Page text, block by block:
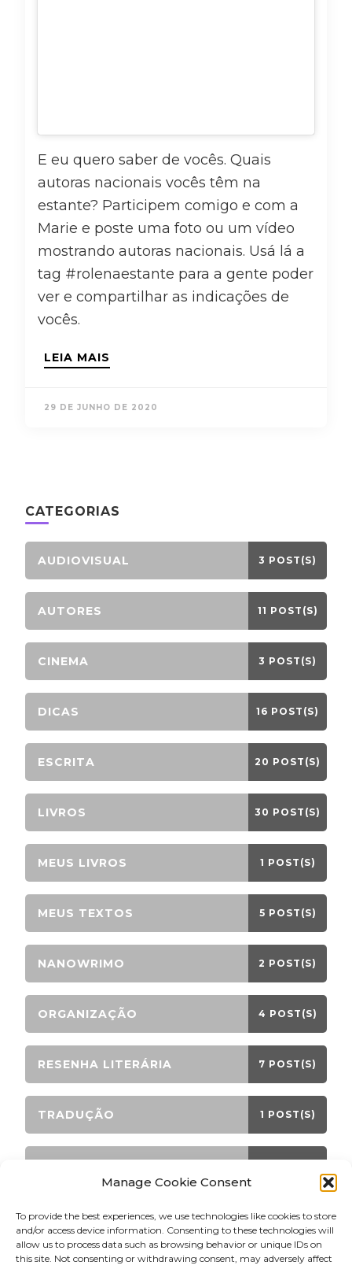
Manage Cookie Consent
To provide the best experiences, we use technologies like cookies to store
and/or access device information. Consenting to these technologies will
allow us to process data such as browsing behavior or unique IDs on
this site. Not consenting or withdrawing consent, may adversely affect
E eu quero saber de vocês. Quais
autoras nacionais vocês têm na
estante? Participem comigo e com a
Marie e poste uma foto ou um vídeo
mostrando autoras nacionais. Usá lá a
tag #rolenaestante para a gente poder
ver e compartilhar as indicações de
vocês.
LEIA MAIS
29 DE JUNHO DE 2020
CATEGORIAS
AUDIOVISUAL 3 POST(S)
AUTORES 11 POST(S)
CINEMA 3 POST(S)
DICAS 16 POST(S)
ESCRITA 20 POST(S)
LIVROS 30 POST(S)
MEUS LIVROS 1 POST(S)
MEUS TEXTOS 5 POST(S)
NANOWRIMO 2 POST(S)
ORGANIZAÇÃO 4 POST(S)
RESENHA LITERÁRIA 7 POST(S)
TRADUÇÃO 1 POST(S)
LATEST PINS!